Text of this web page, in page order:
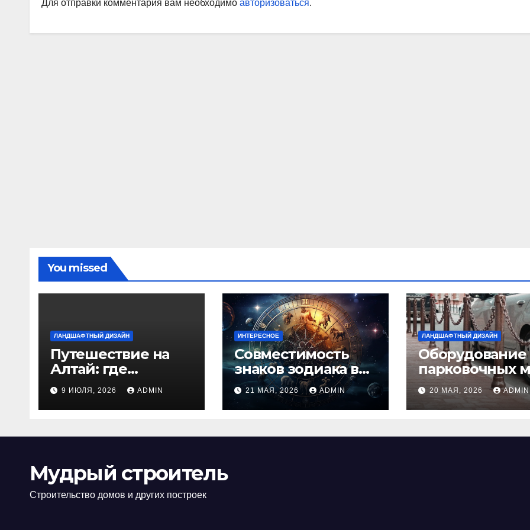
Для отправки комментария вам необходимо авторизоваться.
You missed
ЛАНДШАФТНЫЙ ДИЗАЙН
Путешествие на
Алтай: где
природа
встречается с
духом
9 ИЮЛЯ, 2026 ADMIN
ИНТЕРЕСНОЕ
Совместимость
знаков зодиака в
любви: как найти
идеальную пару и
избежать
21 МАЯ, 2026 ADMIN
ЛАНДШАФТНЫЙ ДИЗАЙН
Оборудование
парковочных
виды,
нормы
20 МАЯ, 2026 ADMIN
Мудрый строитель
Строительство домов и других построек